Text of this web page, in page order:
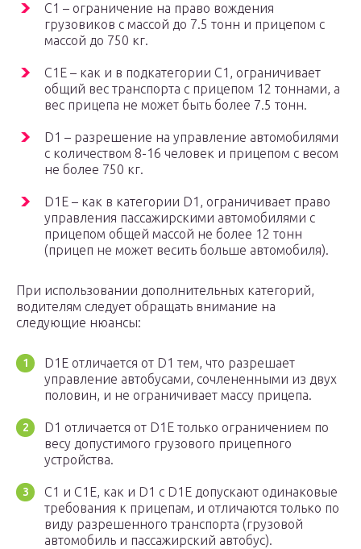
C1 – ограничение на право вождения
грузовиков с массой до 7.5 тонн и прицепом с
массой до 750 кг.
C1E – как и в подкатегории C1, ограничивает
общий вес транспорта с прицепом 12 тоннами, а
вес прицепа не может быть более 7.5 тонн.
D1 – разрешение на управление автомобилями
с количеством 8-16 человек и прицепом с весом
не более 750 кг.
D1E – как в категории D1, ограничивает право
управления пассажирскими автомобилями с
прицепом общей массой не более 12 тонн
(прицеп не может весить больше автомобиля).
При использовании дополнительных категорий,
водителям следует обращать внимание на
следующие нюансы:
D1E отличается от D1 тем, что разрешает
управление автобусами, сочлененными из двух
половин, и не ограничивает массу прицепа.
D1 отличается от D1E только ограничением по
весу допустимого грузового прицепного
устройства.
C1 и C1E, как и D1 с D1E допускают одинаковые
требования к прицепам, и отличаются только по
виду разрешенного транспорта (грузовой
автомобиль и пассажирский автобус).